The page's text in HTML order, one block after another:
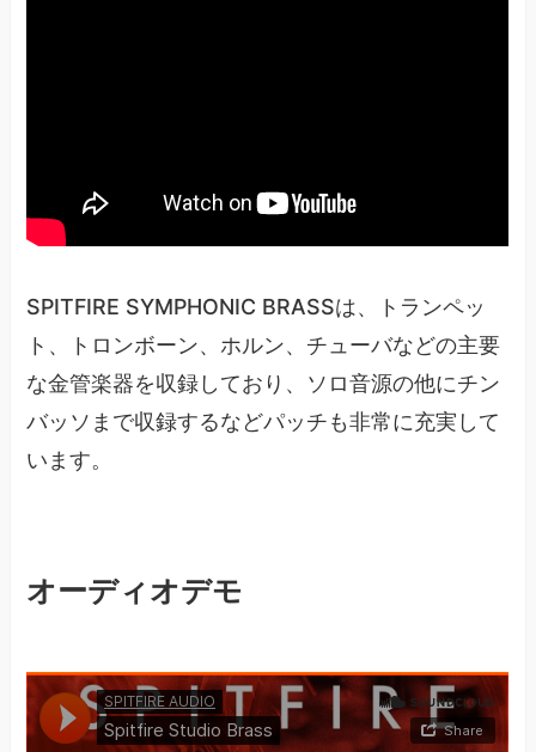
SPITFIRE SYMPHONIC BRASSは、トランペッ
ト、トロンボーン、ホルン、チューバなどの主要
な金管楽器を収録しており、ソロ音源の他にチン
バッソまで収録するなどパッチも非常に充実して
います。
オーディオデモ